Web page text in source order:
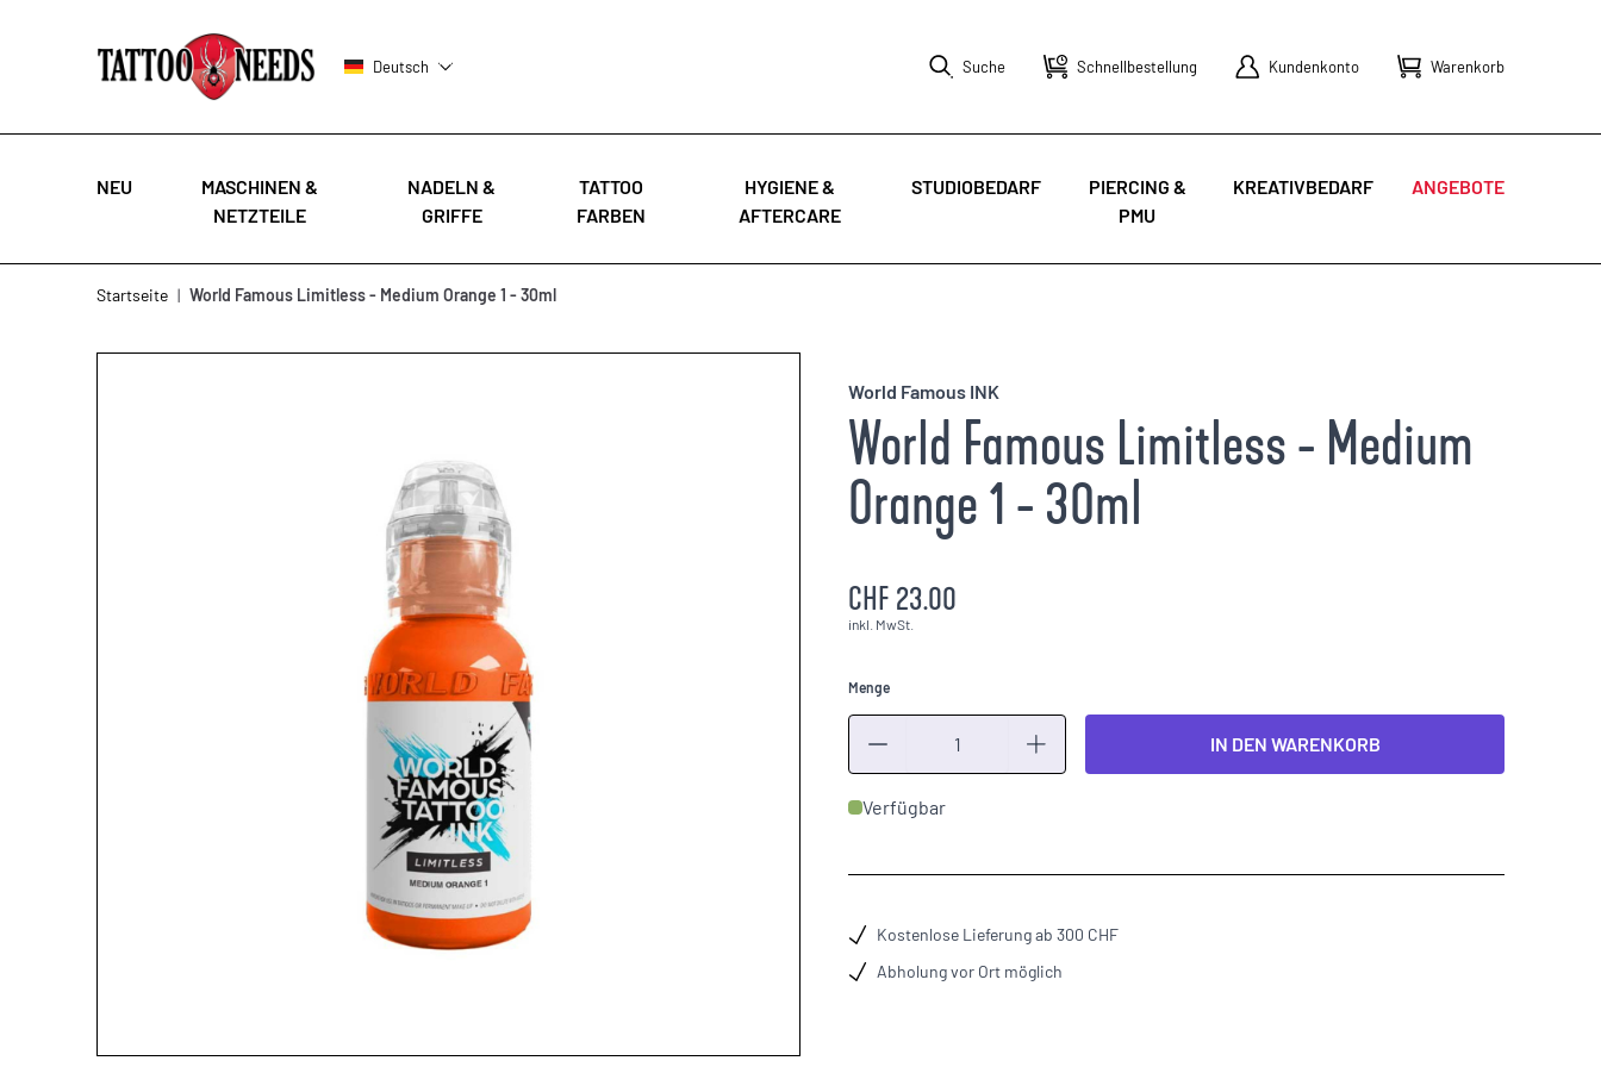
Deutsch Suche Schnellbestellung Kundenkonto Warenkorb
NEU
MASCHINEN &
NETZTEILE
NADELN &
GRIFFE
TATTOO
FARBEN
HYGIENE &
AFTERCARE
STUDIOBEDARF
PIERCING &
PMU
KREATIVBEDARF ANGEBOTE
Startseite | World Famous Limitless - Medium Orange 1 - 30ml
World Famous INK
World Famous Limitless - Medium
Orange 1 - 30ml
CHF 23.00
inkl. MwSt.
Menge
IN DEN WARENKORB
Verfügbar
Kostenlose Lieferung ab 300 CHF
Abholung vor Ort möglich